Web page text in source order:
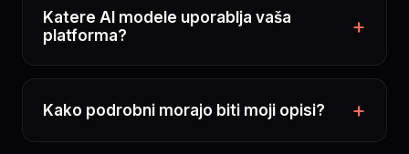
Katere AI modele uporablja vaša
platforma?
Kako podrobni morajo biti moji opisi?